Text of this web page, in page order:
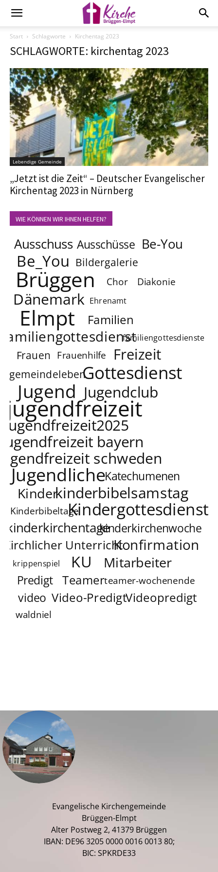
Start Schlagworte Kirchentag 2023
SCHLAGWORTE: kirchentag 2023
Lebendige Gemeinde
„Jetzt ist die Zeit“ – Deutscher Evangelischer
Kirchentag 2023 in Nürnberg
WIE KÖNNEN WIR IHNEN HELFEN?
Ausschuss Ausschüsse Be-You
Be_You Bildergalerie
Brüggen Chor Diakonie
Dänemark Ehrenamt
Elmpt Familien
familiengottesdienstfamiliengottesdienste
Frauen Frauenhilfe Freizeit
gemeindelebenGottesdienst
Jugend Jugendclub
jugendfreizeit
jugendfreizeit2025
jugendfreizeit bayern
schweden
JugendlicheKatechumenen
Kinderkinderbibelsamstag
KinderbibeltageKindergottesdienst
kinderkirchentagekinderkirchenwoche
Kirchlicher UnterrichtKonfirmation
krippenspiel KU Mitarbeiter
Predigt Teamerteamer-wochenende
video Video-PredigtVideopredigt
waldniel
Evangelische Kirchengemeinde
Brüggen-Elmpt
Alter Postweg 2, 41379 Brüggen
IBAN: DE96 3205 0000 0016 0013 80;
BIC: SPKRDE33